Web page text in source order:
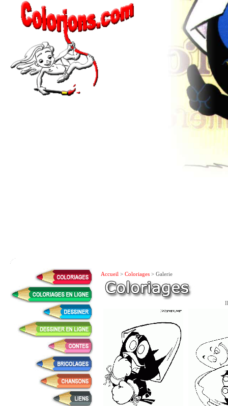
Accueil > Coloriages > Galerie